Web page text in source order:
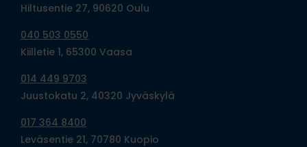
Hiltusentie 27, 90620 Oulu
040 503 0550
Kiilletie 1, 65300 Vaasa
014 449 9703
Juustokatu 2, 40320 Jyväskylä
017 364 8400
Leväsentie 21, 70780 Kuopio